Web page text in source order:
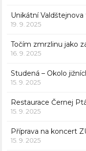
Unikátní
19. 9. 2025
Točím zmrzlinu jako
16. 9. 2025
Studená – Okolo
15. 9. 2025
Restaurace Černej
15. 9. 2025
Příprava na koncert
15. 9. 2025